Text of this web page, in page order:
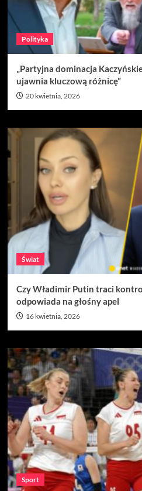
Polityka
„Partyjna dominacja
ujawnia kluczową różnicę”
20 kwietnia, 2026
Świat
Czy Władimir Putin traci
odpowiada na głośny apel
16 kwietnia, 2026
Sport